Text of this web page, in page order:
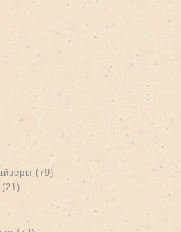
filter
filter
filter
filter
(79)
filter